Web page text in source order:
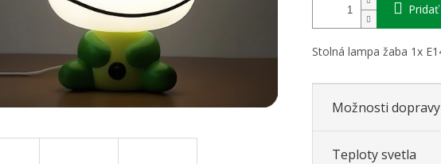
Stolná lampa žaba 1x
Možnosti
Teploty svetla